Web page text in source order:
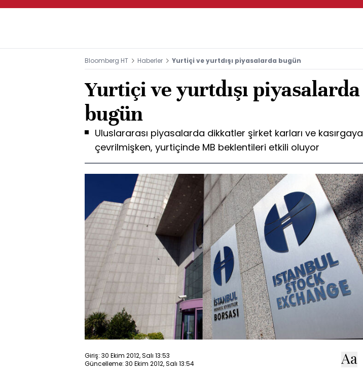
Bloomberg HT Haberler Yurtiçi ve yurtdışı piyasalarda bugün
Yurtiçi ve yurtdışı piyasalarda
bugün
Uluslararası piyasalarda dikkatler şirket karları ve kasırgaya
çevrilmişken, yurtiçinde MB beklentileri etkili oluyor
Giriş: 30 Ekim 2012, Salı 13:53
Güncelleme: 30 Ekim 2012, Salı 13:54